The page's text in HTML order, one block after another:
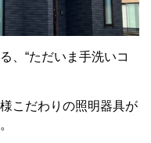
、“ただいま手洗いコ
こだわりの照明器具が